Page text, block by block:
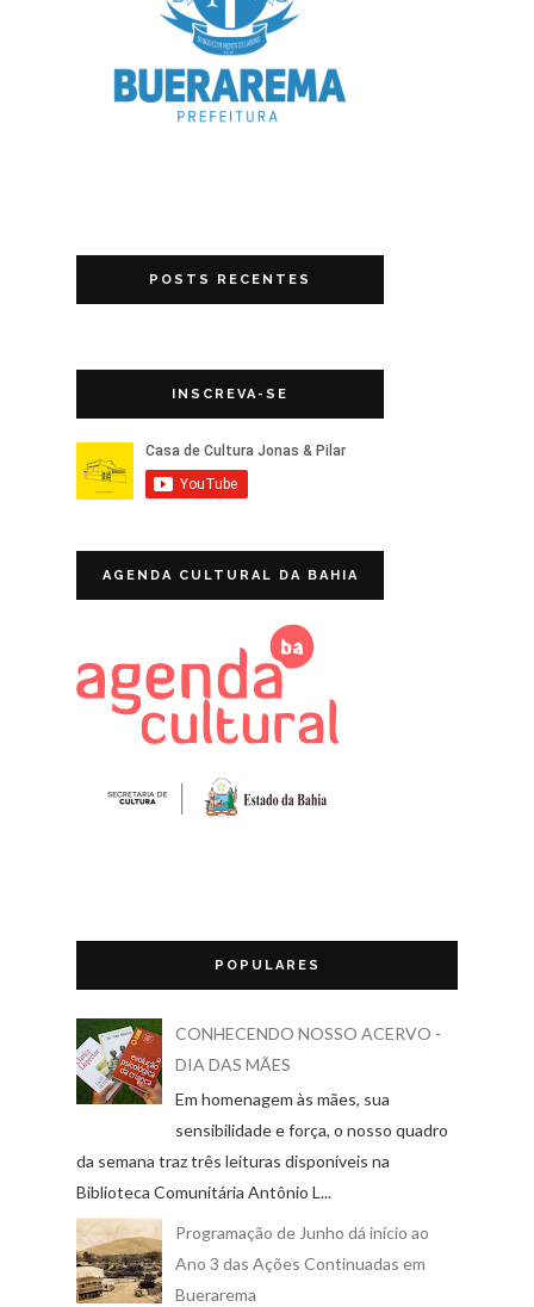
POSTS RECENTES
INSCREVA-SE
AGENDA CULTURAL DA BAHIA
POPULARES
CONHECENDO NOSSO ACERVO -
DIA DAS MÃES
Em homenagem às mães, sua
sensibilidade e força, o nosso quadro
da semana traz três leituras disponíveis na
Biblioteca Comunitária Antônio L...
Programação de Junho dá início ao
Ano 3 das Ações Continuadas em
Buerarema